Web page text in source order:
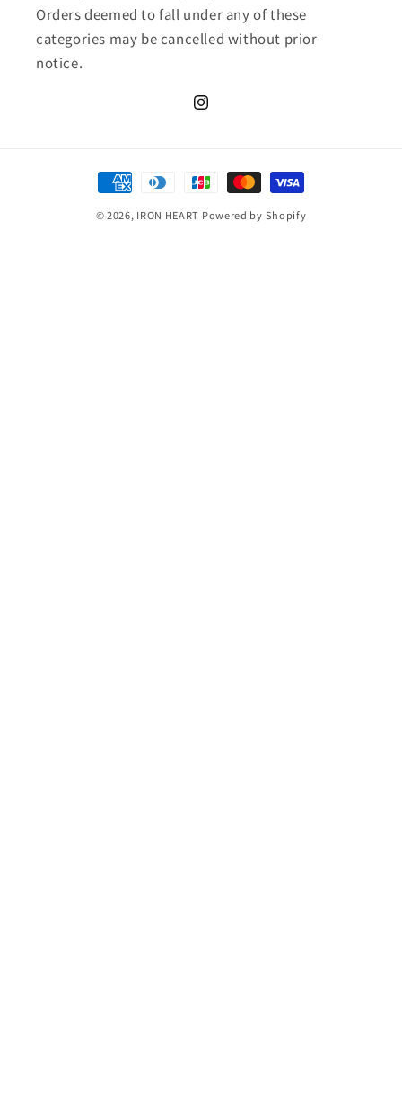
Orders deemed to fall under any of these
categories may be cancelled without prior
notice.
Instagram
決
済
方
© 2026, IRON HEART Powered by Shopify